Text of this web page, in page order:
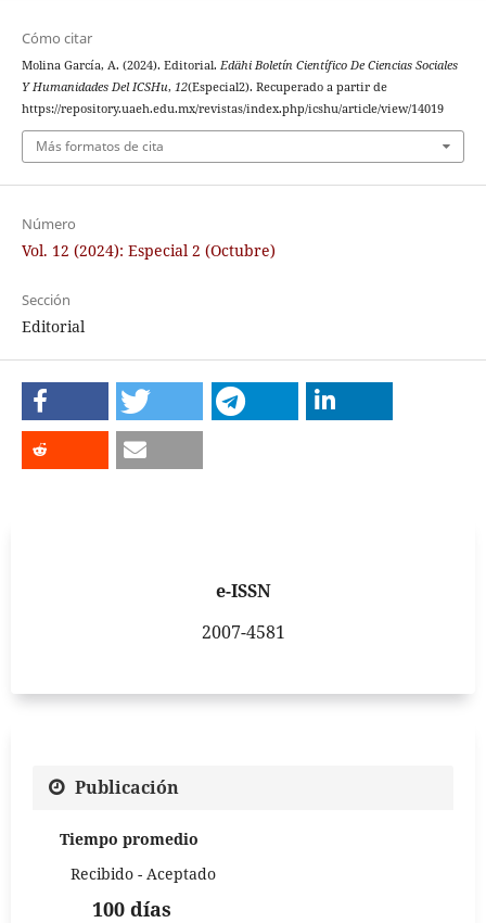
Cómo citar
Molina García, A. (2024). Editorial. Edähi Boletín Científico De Ciencias Sociales
Y Humanidades Del ICSHu, 12(Especial2). Recuperado a partir de
https://repository.uaeh.edu.mx/revistas/index.php/icshu/article/view/14019
Más formatos de cita
Número
Vol. 12 (2024): Especial 2 (Octubre)
Sección
Editorial
e-ISSN
2007-4581
Publicación
Tiempo promedio
Recibido - Aceptado
100 días